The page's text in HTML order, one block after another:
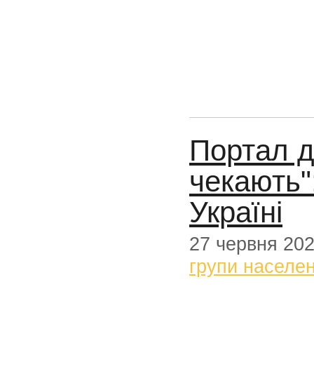
Портал
Україні
27 червня
групи